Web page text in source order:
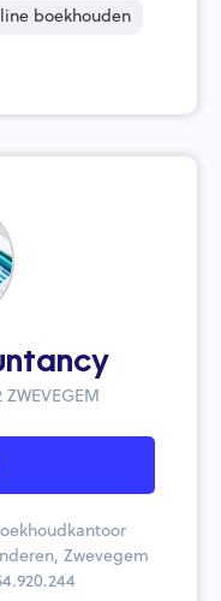
boekhouden
Zwevegem